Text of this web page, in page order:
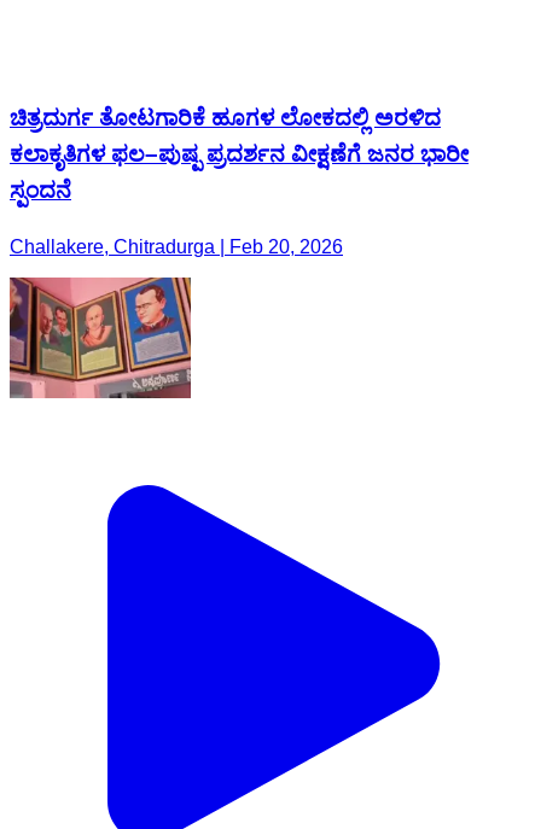
ಚಿತ್ರದುರ್ಗ ತೋಟಗಾರಿಕೆ ಹೂಗಳ ಲೋಕದಲ್ಲಿ ಅರಳಿದ
ಕಲಾಕೃತಿಗಳ ಫಲ–ಪುಷ್ಪ ಪ್ರದರ್ಶನ ವೀಕ್ಷಣೆಗೆ ಜನರ ಭಾರೀ
ಸ್ಪಂದನೆ
Challakere, Chitradurga | Feb 20, 2026